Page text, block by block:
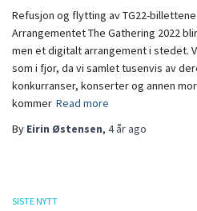
Refusjon og flytting av TG22-
Arrangementet The Gathering 2022
men et digitalt arrangement i stedet.
som i fjor, da vi samlet tusenvis av
konkurranser, konserter og annen
kommer Read more
By Eirin Østensen, 4 år ago
SISTE NYTT